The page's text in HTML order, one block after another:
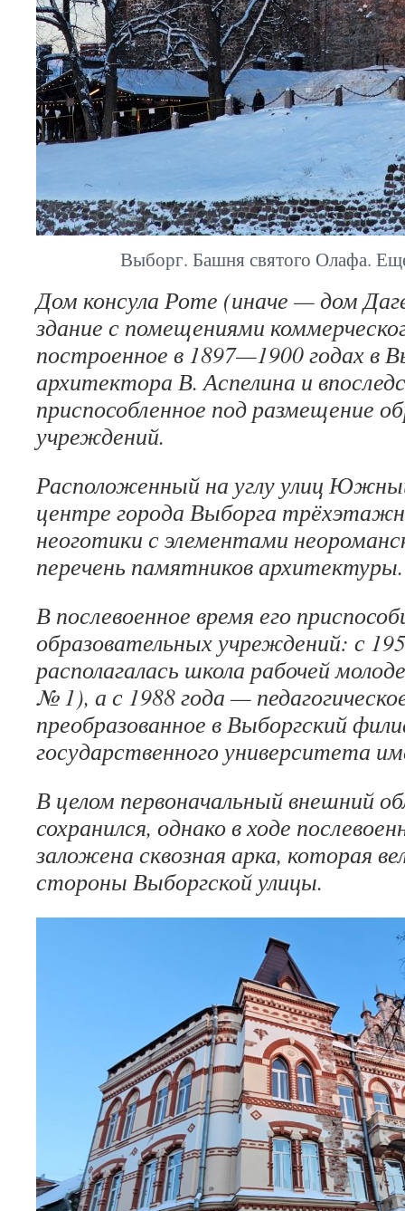
Выборг. Башня святого Олафа.
Дом консула Роте (иначе — дом
здание с помещениями
построенное в 1897—1900 годах в
архитектора В. Аспелина и
приспособленное под размещение
учреждений.
Расположенный на углу улиц
центре города Выборга
неоготики с элементами
перечень памятников архитектуры.
В послевоенное время его
образовательных учреждений: с
располагалась школа рабочей
№ 1), а с 1988 года —
преобразованное в Выборгский
государственного университета
В целом первоначальный внешний
сохранился, однако в ходе
заложена сквозная арка, которая
стороны Выборгской улицы.